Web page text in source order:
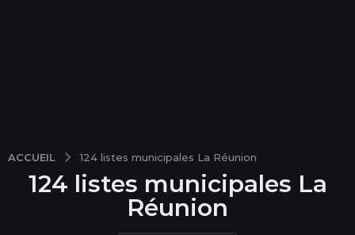
ACCUEIL 124 listes municipales La Réunion
124 listes municipales La
Réunion